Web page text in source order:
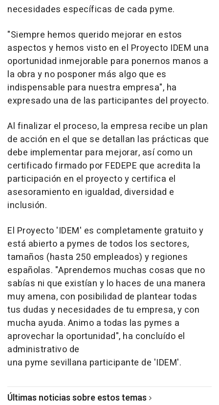
necesidades específicas de cada pyme.
"Siempre hemos querido mejorar en estos
aspectos y hemos visto en el Proyecto IDEM una
oportunidad inmejorable para ponernos manos a
la obra y no posponer más algo que es
indispensable para nuestra empresa", ha
expresado una de las participantes del proyecto.
Al finalizar el proceso, la empresa recibe un plan
de acción en el que se detallan las prácticas que
debe implementar para mejorar, así como un
certificado firmado por FEDEPE que acredita la
participación en el proyecto y certifica el
asesoramiento en igualdad, diversidad e
inclusión.
El Proyecto 'IDEM' es completamente gratuito y
está abierto a pymes de todos los sectores,
tamaños (hasta 250 empleados) y regiones
españolas. "Aprendemos muchas cosas que no
sabías ni que existían y lo haces de una manera
muy amena, con posibilidad de plantear todas
tus dudas y necesidades de tu empresa, y con
mucha ayuda. Animo a todas las pymes a
aprovechar la oportunidad", ha concluído el
administrativo de
una pyme sevillana participante de 'IDEM'.
Últimas noticias sobre estos temas